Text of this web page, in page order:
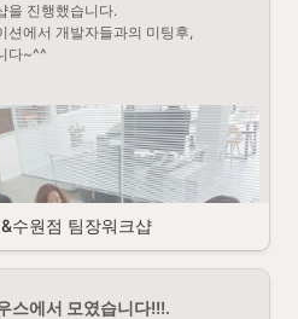
을 진행했습니다.
션에서 개발자들과의 미팅후,
다~^^
수원점 팀장워크샵
스에서 모였습니다!!!.